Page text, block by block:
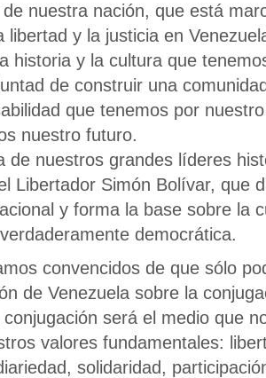
nuestra nación, que está
libertad y la justicia en
historia y la cultura que
de construir una
que tenemos por
nuestro futuro.
de nuestros grandes líderes
Libertador Simón Bolívar, que
y forma la base sobre la
democrática.
convencidos de que sólo
de Venezuela sobre la
será el medio que
valores fundamentales:
solidaridad,